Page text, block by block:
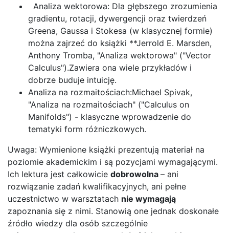
Analiza wektorowa: Dla głębszego zrozumienia
gradientu, rotacji, dywergencji oraz twierdzeń
Greena, Gaussa i Stokesa (w klasycznej formie)
można zajrzeć do książki **Jerrold E. Marsden,
Anthony Tromba, "Analiza wektorowa" ("Vector
Calculus").Zawiera ona wiele przykładów i
dobrze buduje intuicję.
Analiza na rozmaitościach:Michael Spivak,
"Analiza na rozmaitościach" ("Calculus on
Manifolds") - klasyczne wprowadzenie do
tematyki form różniczkowych.
Uwaga: Wymienione książki prezentują materiał na
poziomie akademickim i są pozycjami wymagającymi.
Ich lektura jest całkowicie dobrowolna – ani
rozwiązanie zadań kwalifikacyjnych, ani pełne
uczestnictwo w warsztatach nie wymagają
zapoznania się z nimi. Stanowią one jednak doskonałe
źródło wiedzy dla osób szczególnie